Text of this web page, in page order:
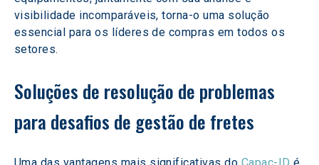
visibilidade incomparáveis, torna-o uma solução
essencial para os líderes de compras em todos os
setores.
Soluções de resolução de problemas
para desafios de gestão de fretes